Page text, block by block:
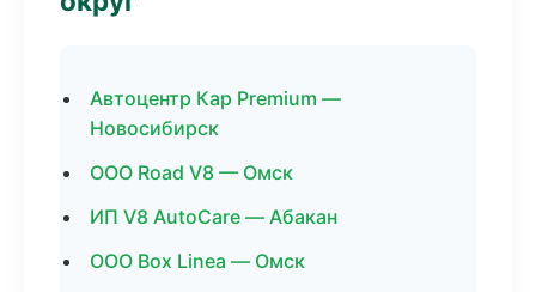
Автоцентр Кар Premium —
Новосибирск
ООО Road V8 — Омск
ИП V8 AutoCare — Абакан
ООО Box Linea — Омск